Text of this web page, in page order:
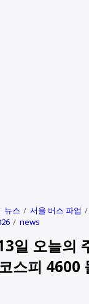
뉴스 서울 버스 파업
news
일 오늘의
스피 4600